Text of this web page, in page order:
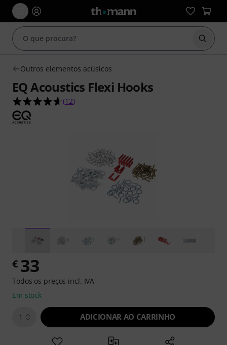
Iniciar
Outros elementos acúsicos
EQ Acoustics Flexi Hooks
4.6 de 5 estrelas de 12 avaliações de clientes
(12)
€ 33
Todos os preços incl. IVA
Em stock
1 ADICIONAR AO CARRINHO